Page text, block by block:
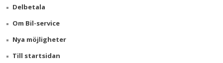
e
Delbetala
Om Bil-service
Nya möjligheter
Till startsidan